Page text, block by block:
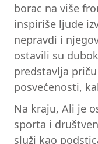
borac na više
inspiriše ljude
nepravdi i
ostavili su
predstavlja
posvećenosti,
Na kraju, Ali je
sporta i
služi kao